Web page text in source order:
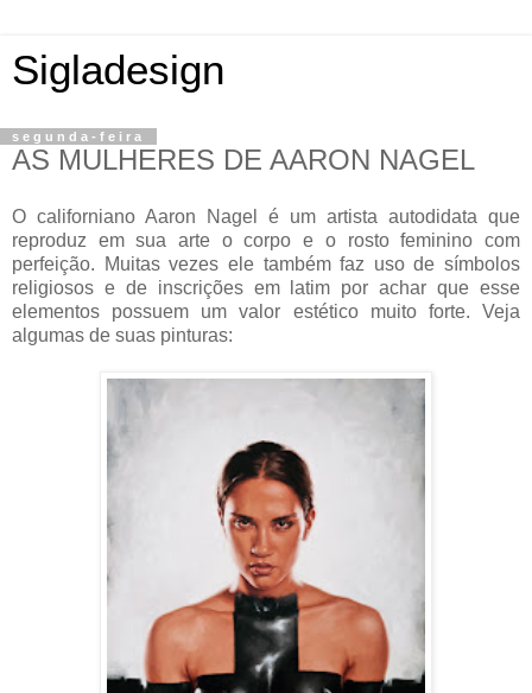
Sigladesign
segunda-feira
AS MULHERES DE AARON NAGEL
O californiano Aaron Nagel é um artista autodidata que
reproduz em sua arte o corpo e o rosto feminino com
perfeição. Muitas vezes ele também faz uso de símbolos
religiosos e de inscrições em latim por achar que esse
elementos possuem um valor estético muito forte. Veja
algumas de suas pinturas: